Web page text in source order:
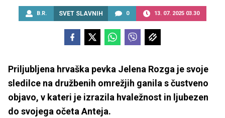
B.R. SVET SLAVNIH 0 13. 07. 2025 03.30
Priljubljena hrvaška pevka Jelena Rozga je svoje
sledilce na družbenih omrežjih ganila s čustveno
objavo, v kateri je izrazila hvaležnost in ljubezen
do svojega očeta Anteja.